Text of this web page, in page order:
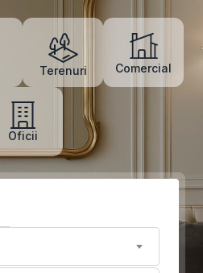
Terenuri Comercial
Oficii